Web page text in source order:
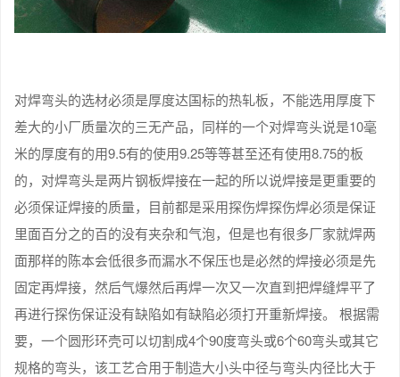
对焊弯头的选材必须是厚度达国标的热轧板，不能选用厚度下
差大的小厂质量次的三无产品，同样的一个对焊弯头说是10毫
米的厚度有的用9.5有的使用9.25等等甚至还有使用8.75的板
的，对焊弯头是两片钢板焊接在一起的所以说焊接是更重要的
必须保证焊接的质量，目前都是采用探伤焊探伤焊必须是保证
里面百分之的百的没有夹杂和气泡，但是也有很多厂家就焊两
面那样的陈本会低很多而漏水不保压也是必然的焊接必须是先
固定再焊接，然后气爆然后再焊一次又一次直到把焊缝焊平了
再进行探伤保证没有缺陷如有缺陷必须打开重新焊接。 根据需
要，一个圆形环壳可以切割成4个90度弯头或6个60弯头或其它
规格的弯头，该工艺合用于制造大小头中径与弯头内径比大于